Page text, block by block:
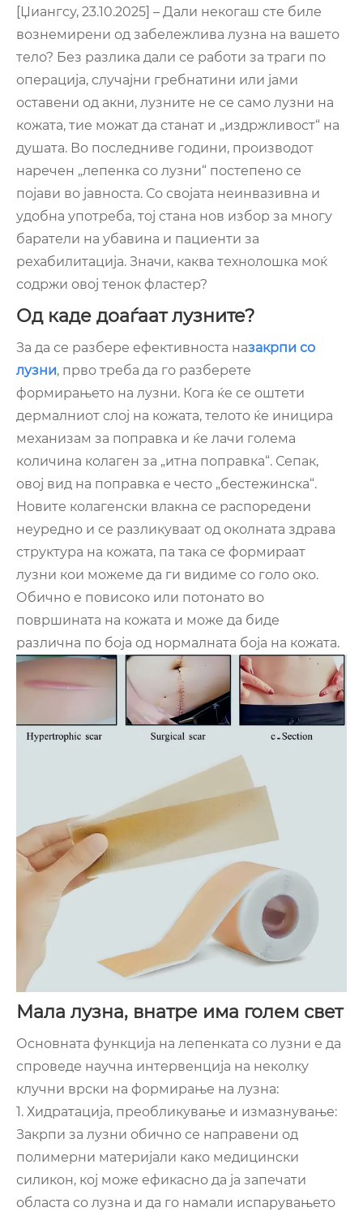
[Џиангсу, 23.10.2025] – Дали некогаш сте биле
вознемирени од забележлива лузна на вашето
тело? Без разлика дали се работи за траги по
операција, случајни гребнатини или јами
оставени од акни, лузните не се само лузни на
кожата, тие можат да станат и „издржливост“ на
душата. Во последниве години, производот
наречен „лепенка со лузни“ постепено се
појави во јавноста. Со својата неинвазивна и
удобна употреба, тој стана нов избор за многу
баратели на убавина и пациенти за
рехабилитација. Значи, каква технолошка моќ
содржи овој тенок фластер?
Од каде доаѓаат лузните?
За да се разбере ефективноста назакрпи со
лузни, прво треба да го разберете
формирањето на лузни. Кога ќе се оштети
дермалниот слој на кожата, телото ќе иницира
механизам за поправка и ќе лачи голема
количина колаген за „итна поправка“. Сепак,
овој вид на поправка е често „бестежинска“.
Новите колагенски влакна се распоредени
неуредно и се разликуваат од околната здрава
структура на кожата, па така се формираат
лузни кои можеме да ги видиме со голо око.
Обично е повисоко или потонато во
површината на кожата и може да биде
различна по боја од нормалната боја на кожата.
Мала лузна, внатре има голем свет
Основната функција на лепенката со лузни е да
спроведе научна интервенција на неколку
клучни врски на формирање на лузна:
1. Хидратација, преобликување и измазнување:
Закрпи за лузни обично се направени од
полимерни материјали како медицински
силикон, кој може ефикасно да ја запечати
областа со лузна и да го намали испарувањето